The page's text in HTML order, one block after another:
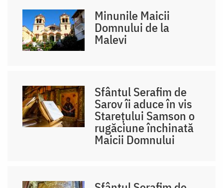
Minunile Maicii
Domnului de la
Malevi
Sfântul Serafim de
Sarov îi aduce în vis
Starețului Samson o
rugăciune închinată
Maicii Domnului